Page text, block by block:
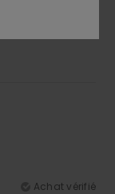
Achat vérifié